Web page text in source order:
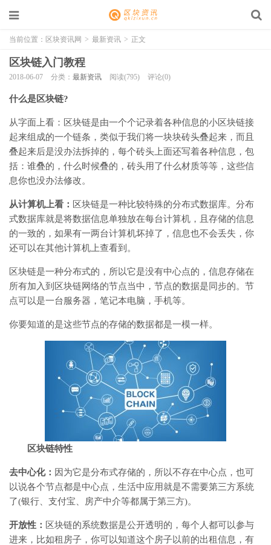
当前位置： 区块资讯网 > 最新资讯 > 正文
区块链入门教程
2018-06-07 分类： 最新资讯 阅读(795) 评论(0)
什么是区块链?
从字面上看：区块链是由一个个记录着各种信息的小区块链接
起来组成的一个链条，类似于我们将一块块砖头叠起来，而且
叠起来后是没办法拆掉的，每个砖头上面还写着各种信息，包
括：谁叠的，什么时候叠的，砖头用了什么材质等等，这些信
息你也没办法修改。
从计算机上看： 区块链是一种比较特殊的分布式数据库。分布
式数据库就是将数据信息单独放在每台计算机，且存储的信息
的一致的，如果有一两台计算机坏掉了，信息也不会丢失，你
还可以在其他计算机上查看到。
区块链是一种分布式的，所以它是没有中心点的，信息存储在
所有加入到区块链网络的节点当中，节点的数据是同步的。节
点可以是一台服务器，笔记本电脑，手机等。
你要知道的是这些节点的存储的数据都是一模一样。
区块链特性
去中心化： 因为它是分布式存储的，所以不存在中心点，也可
以说各个节点都是中心点，生活中应用就是不需要第三方系统
了(银行、支付宝、房产中介等都属于第三方)。
开放性： 区块链的系统数据是公开透明的，每个人都可以参与
进来，比如租房子，你可以知道这个房子以前的出租信息，有